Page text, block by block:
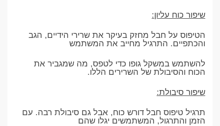
שיפור כוח עליון:
הטיפוס על חבל מחזק בעיקר את שרירי הידיים, הגב
והכתפיים. התרגיל מחייב את המשתמש
להשתמש במשקל גופו כדי לטפס, מה שמגביר את
הכוח והסיבולת של השרירים הללו.
שיפור סיבולת:
תרגיל טיפוס חבל דורש כוח, אבל גם סיבולת רבה. עם
הזמן והתרגול, המשתמשים יגלו שהם